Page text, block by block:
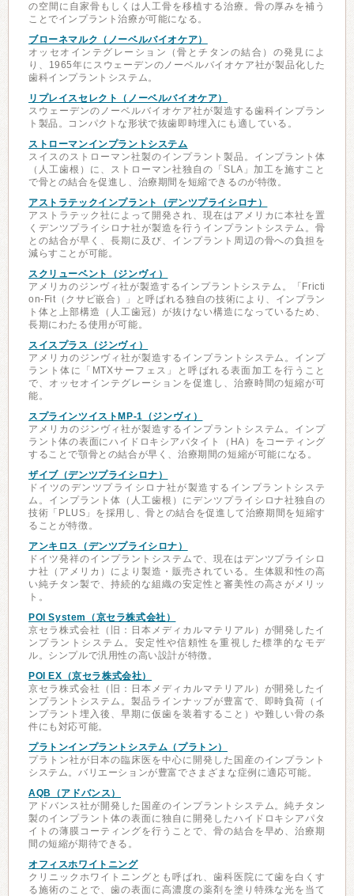
の空間に自家骨もしくは人工骨を移植する治療。骨の厚みを補う
ことでインプラント治療が可能になる。
ブローネマルク（ノーベルバイオケア）
オッセオインテグレーション（骨とチタンの結合）の発見によ
り、1965年にスウェーデンのノーベルバイオケア社が製品化した
歯科インプラントシステム。
リプレイスセレクト（ノーベルバイオケア）
スウェーデンのノーベルバイオケア社が製造する歯科インプラン
ト製品。コンパクトな形状で抜歯即時埋入にも適している。
ストローマンインプラントシステム
スイスのストローマン社製のインプラント製品。インプラント体
（人工歯根）に、ストローマン社独自の「SLA」加工を施すこと
で骨との結合を促進し、治療期間を短縮できるのが特徴。
アストラテックインプラント（デンツプライシロナ）
アストラテック社によって開発され、現在はアメリカに本社を置
くデンツプライシロナ社が製造を行うインプラントシステム。骨
との結合が早く、長期に及び、インプラント周辺の骨への負担を
減らすことが可能。
スクリューベント（ジンヴィ）
アメリカのジンヴィ社が製造するインプラントシステム。「Fricti
on-Fit（クサビ嵌合）」と呼ばれる独自の技術により、インプラン
ト体と上部構造（人工歯冠）が抜けない構造になっているため、
長期にわたる使用が可能。
スイスプラス（ジンヴィ）
アメリカのジンヴィ社が製造するインプラントシステム。インプ
ラント体に「MTXサーフェス」と呼ばれる表面加工を行うこと
で、オッセオインテグレーションを促進し、治療時間の短縮が可
能。
スプラインツイストMP-1（ジンヴィ）
アメリカのジンヴィ社が製造するインプラントシステム。インプ
ラント体の表面にハイドロキシアパタイト（HA）をコーティング
することで顎骨との結合が早く、治療期間の短縮が可能になる。
ザイブ（デンツプライシロナ）
ドイツのデンツプライシロナ社が製造するインプラントシステ
ム。インプラント体（人工歯根）にデンツプライシロナ社独自の
技術「PLUS」を採用し、骨との結合を促進して治療期間を短縮す
ることが特徴。
アンキロス（デンツプライシロナ）
ドイツ発祥のインプラントシステムで、現在はデンツプライシロ
ナ社（アメリカ）により製造・販売されている。生体親和性の高
い純チタン製で、持続的な組織の安定性と審美性の高さがメリッ
ト。
POI System（京セラ株式会社）
京セラ株式会社（旧：日本メディカルマテリアル）が開発したイ
ンプラントシステム。安定性や信頼性を重視した標準的なモデ
ル。シンプルで汎用性の高い設計が特徴。
POI EX（京セラ株式会社）
京セラ株式会社（旧：日本メディカルマテリアル）が開発したイ
ンプラントシステム。製品ラインナップが豊富で、即時負荷（イ
ンプラント埋入後、早期に仮歯を装着すること）や難しい骨の条
件にも対応可能。
プラトンインプラントシステム（プラトン）
プラトン社が日本の臨床医を中心に開発した国産のインプラント
システム。バリエーションが豊富でさまざまな症例に適応可能。
AQB（アドバンス）
アドバンス社が開発した国産のインプラントシステム。純チタン
製のインプラント体の表面に独自に開発したハイドロキシアパタ
イトの薄膜コーティングを行うことで、骨の結合を早め、治療期
間の短縮が期待できる。
オフィスホワイトニング
クリニックホワイトニングとも呼ばれ、歯科医院にて歯を白くす
る施術のことで、歯の表面に高濃度の薬剤を塗り特殊な光を当て